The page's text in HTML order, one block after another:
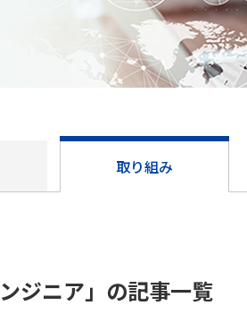
取り組み
ジニア」の記事一覧